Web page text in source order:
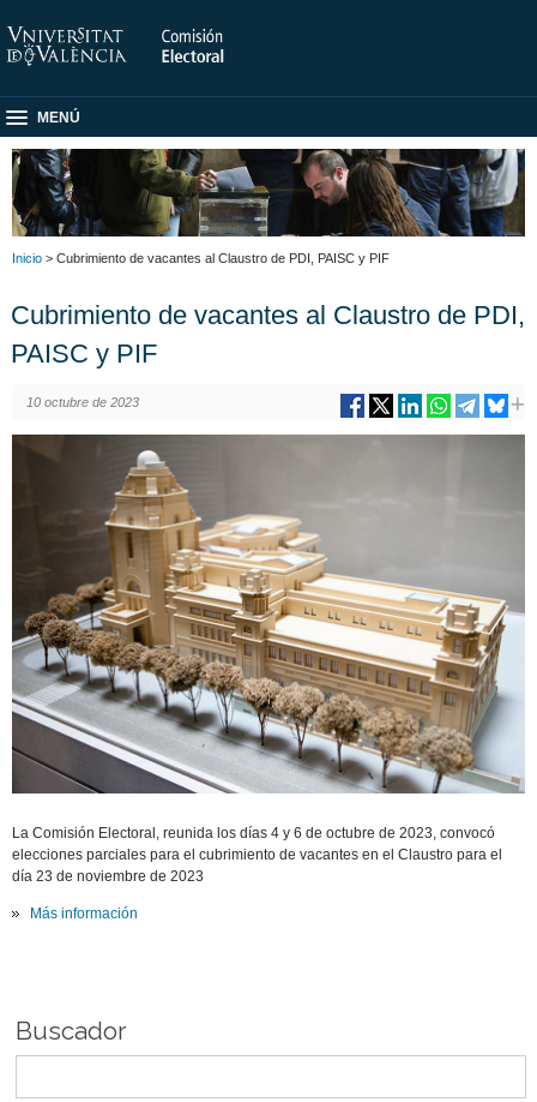
MENÚ
Inicio > Cubrimiento de vacantes al Claustro de PDI, PAISC y PIF
Cubrimiento de vacantes al Claustro de PDI,
PAISC y PIF
10 octubre de 2023
La Comisión Electoral, reunida los días 4 y 6 de octubre de 2023, convocó
elecciones parciales para el cubrimiento de vacantes en el Claustro para el
día 23 de noviembre de 2023
Más información
Buscador